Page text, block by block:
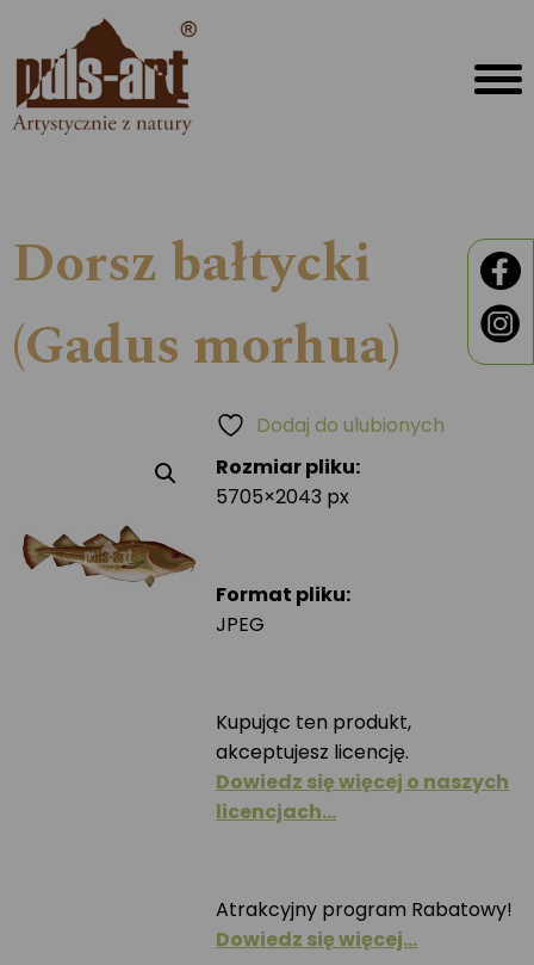
Dorsz bałtycki
(Gadus morhua)
Rozmiar pliku:
5705×2043 px
Format pliku:
JPEG
Kupując ten produkt,
akceptujesz licencję.
Dowiedz się więcej o naszych
licencjach…
Atrakcyjny program Rabatowy!
Dowiedz się więcej…
Dodaj do ulubionych